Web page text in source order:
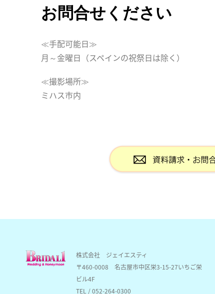
お問合せください
≪手配可能日≫
月～金曜日（スペインの祝祭日は除く）
≪撮影場所≫
ミハス市内
株式会社 ジェイエスティ
〒460-0008名古屋市中区栄3-15-27いちご栄
ビル4F
TEL / 052-264-0300